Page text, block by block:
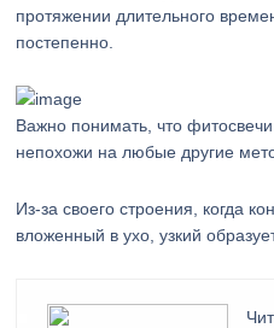
протяжении длительного
постепенно.
Важно понимать, что
непохожи на любые другие
Из-за своего строения, когда
вложенный в ухо, узкий